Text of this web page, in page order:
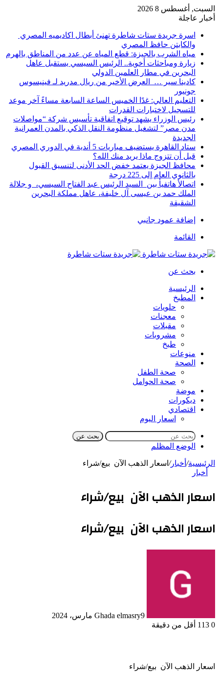
السبت, أغسطس 8 2026
أخبار عاجلة
اسرة جريدة ستات شاطرة تهنئ أبطال اكاديميه المصري
والكابتن حافظ المصري
مياه الشرب بالجيزة: قطع المياه عن عدد من المناطق بالهرم
زيارة ومباحثات أخوية.. الرئيس السيسي يستقبل عاهل
البحرين في مطار العلمين الدولي
كادينا سير … العرض الأخير من ريال مدريد لـ فينيسوس
جونيور
التعليم العالي: غدًا الخميس الساعة السابعة مساءً آخر موعد
للتسجيل لاختبارات القدرات
رئيس الوزراء يشهد توقيع اتفاقية تأسيس شركة “مواصلات
مدن مصر” لتشغيل منظومة النقل الذكي بالمدن العمرانية
الجديدة
ستاد القاهرة يستضيف مباريات 5 أندية في الدوري المصري
قبل أن تتزوج ماذا يريد منك الله؟
محافظ الجيزة يعتمد خفض الحد الأدنى لتنسيق القبول
بالثانوي العام إلى 225 درجة
اتصالأ هاتفيأ بين السيد الرئيس عبد الفتاح السيسي، و جلالة
الملك حمد بن عيسى آل خليفة، عاهل مملكة البحرين
الشقيقة
إضافة عمود جانبي
القائمة
بحث عن
الرئيسية
المطبخ
حلويات
معجنات
مقبلات
مشروبات
طبخ
منوعات
الصحة
صحة الطفل
صحة الحوامل
موضة
ديكورات
اقتصادي
اسعار اليوم
بحث عن
الوضع المظلم
الرئيسية/ أخبار/ اسعار الذهب الآن بيع/شراء
أخبار
اسعار الذهب الآن بيع/شراء
اسعار الذهب الآن بيع/شراء
Ghada elmasry9 مارس، 2024
0
أقل من دقيقة
اسعار الذهب الآن بيع/شراء